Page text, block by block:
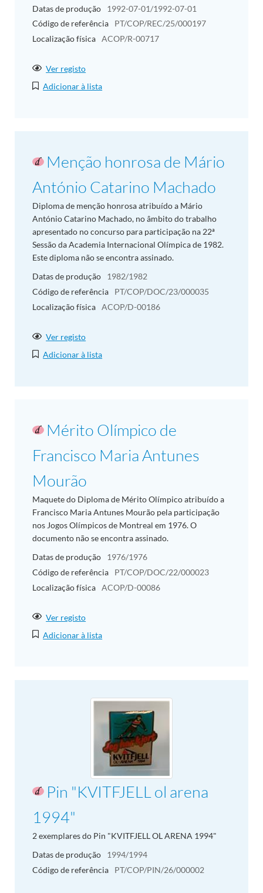
Datas de produção
1992-07-01/1992-07-01
Código de referência
PT/COP/REC/25/000197
Localização física ACOP/R-00717
Ver registo
Adicionar à lista
Menção honrosa de Mário
António Catarino Machado
Diploma de menção honrosa atribuído a Mário
António Catarino Machado, no âmbito do trabalho
apresentado no concurso para participação na 22ª
Sessão da Academia Internacional Olímpica de 1982.
Este diploma não se encontra assinado.
Datas de produção
1982/1982
Código de referência
PT/COP/DOC/23/000035
Localização física ACOP/D-00186
Ver registo
Adicionar à lista
Mérito Olímpico de
Francisco Maria Antunes
Mourão
Maquete do Diploma de Mérito Olímpico atribuído a
Francisco Maria Antunes Mourão pela participação
nos Jogos Olímpicos de Montreal em 1976. O
documento não se encontra assinado.
Datas de produção
1976/1976
Código de referência
PT/COP/DOC/22/000023
Localização física ACOP/D-00086
Ver registo
Adicionar à lista
Pin "KVITFJELL ol arena
1994"
2 exemplares do Pin "KVITFJELL OL ARENA 1994"
Datas de produção
1994/1994
Código de referência
PT/COP/PIN/26/000002